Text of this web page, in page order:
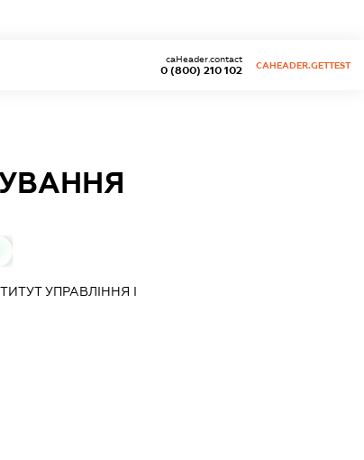
0 (800) 210 102
caHeader.contact
CAHEADER.GETTEST
УПРАВЛІННЯ І